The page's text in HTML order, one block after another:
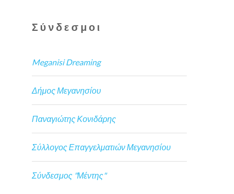
Σύνδεσμοι
Meganisi Dreaming
Δήμος Μεγανησίου
Παναγιώτης Κονιδάρης
Σύλλογος Επαγγελματιών Μεγανησίου
Σύνδεσμος "Μέντης"